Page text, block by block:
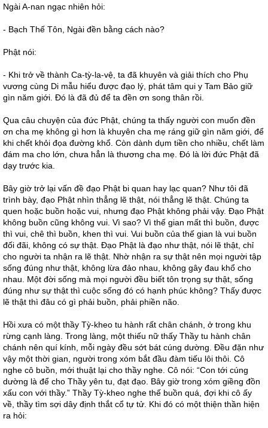
Ngài A-nan ngạc nhiên hỏi:
- Bạch Thế Tôn, Ngài đền bằng cách nào?
Phật nói:
- Khi trở về thành Ca-tỳ-la-vệ, ta đã khuyên và giải thích cho Phụ
vương cùng Di mẫu hiểu được đạo lý, phát tâm qui y Tam Bảo giữ
gìn năm giới. Đó là đã đủ để ta đền ơn song thân rồi.
Qua câu chuyện của đức Phật, chúng ta thấy người con muốn đền
ơn cha mẹ không gì hơn là khuyên cha mẹ ráng giữ gìn năm giới, để
khi chết khỏi đọa đường khổ. Còn dành dụm tiền cho nhiều, chết làm
đám ma cho lớn, chưa hẳn là thương cha mẹ. Đó là lời đức Phật đã
dạy trước kia.
Bây giờ trở lại vấn đề đạo Phật bi quan hay lạc quan? Như tôi đã
trình bày, đạo Phật nhìn thẳng lẽ thật, nói thẳng lẽ thật. Chúng ta
quen hoặc buồn hoặc vui, nhưng đạo Phật không phải vậy. Đạo Phật
không buồn cũng không vui. Vì sao? Vì thế gian mất thì buồn, được
thì vui, chê thì buồn, khen thì vui. Vui buồn của thế gian là vui buồn
đối đãi, không có sự thật. Đạo Phật là đạo như thật, nói lẽ thật, chỉ
cho người ta nhận ra lẽ thật. Nhờ nhận ra sự thật nên mọi người tập
sống đúng như thật, không lừa đảo nhau, không gây đau khổ cho
nhau. Một đời sống mà mọi người đều biết tôn trọng sự thật, sống
đúng như sự thật thì cuộc sống đó có hạnh phúc không? Thấy được
lẽ thật thì đâu có gì phải buồn, phải phiền não.
Hồi xưa có một thầy Tỳ-kheo tu hành rất chân chánh, ở trong khu
rừng cạnh làng. Trong làng, một thiếu nữ thấy Thầy tu hành chân
chánh nên quí kính, mỗi ngày đều sớt bát cúng dường. Đều đặn như
vậy một thời gian, người trong xóm bắt đầu đàm tiếu lôi thôi. Cô
nghe cô buồn, mới thuật lại cho thầy nghe. Cô nói: “Con tới cúng
dường là để cho Thầy yên tu, đạt đạo. Bây giờ trong xóm giềng đồn
xấu con với thầy.” Thầy Tỳ-kheo nghe thế buồn quá, đợi khi cô ấy
về, thầy tìm sợi dây định thắt cổ tự tử. Khi đó có một thiện thần hiện
ra hỏi: